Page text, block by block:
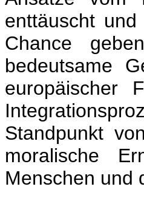
enttäuscht
Chance
bedeutsame
europäischer
Standpunkt
moralische
Menschen und